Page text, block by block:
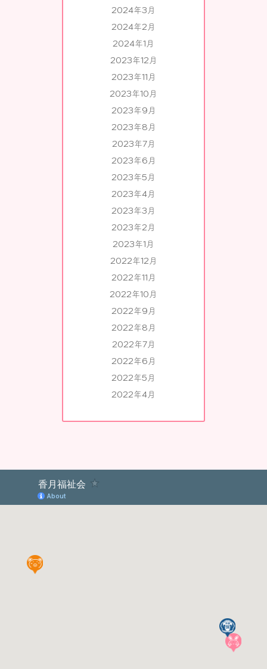
2024年3月
2024年2月
2024年1月
2023年12月
2023年11月
2023年10月
2023年9月
2023年8月
2023年7月
2023年6月
2023年5月
2023年4月
2023年3月
2023年2月
2023年1月
2022年12月
2022年11月
2022年10月
2022年9月
2022年8月
2022年7月
2022年6月
2022年5月
2022年4月